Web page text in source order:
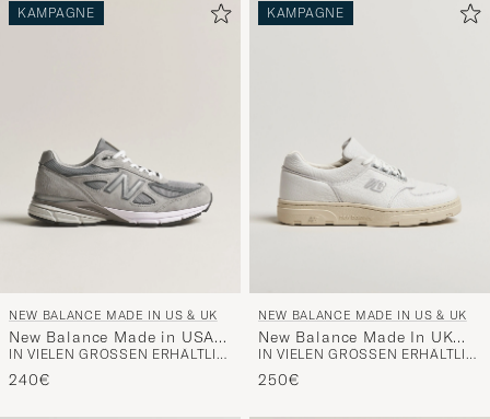
und
erleben
eine
Auswahl,
KAMPAGNE
NEW BALANCE MADE IN US & UK
New Balance Made in USA
990v4 Sneakers Grey
IN VIELEN GRÖSSEN ERHÄLTLICH
240€
KAMPAGNE
NEW BALANCE MADE IN US & UK
New Balance Made In UK
Allerdale Sneakers White
Grain
IN VIELEN GRÖSSEN ERHÄLTLICH
250€